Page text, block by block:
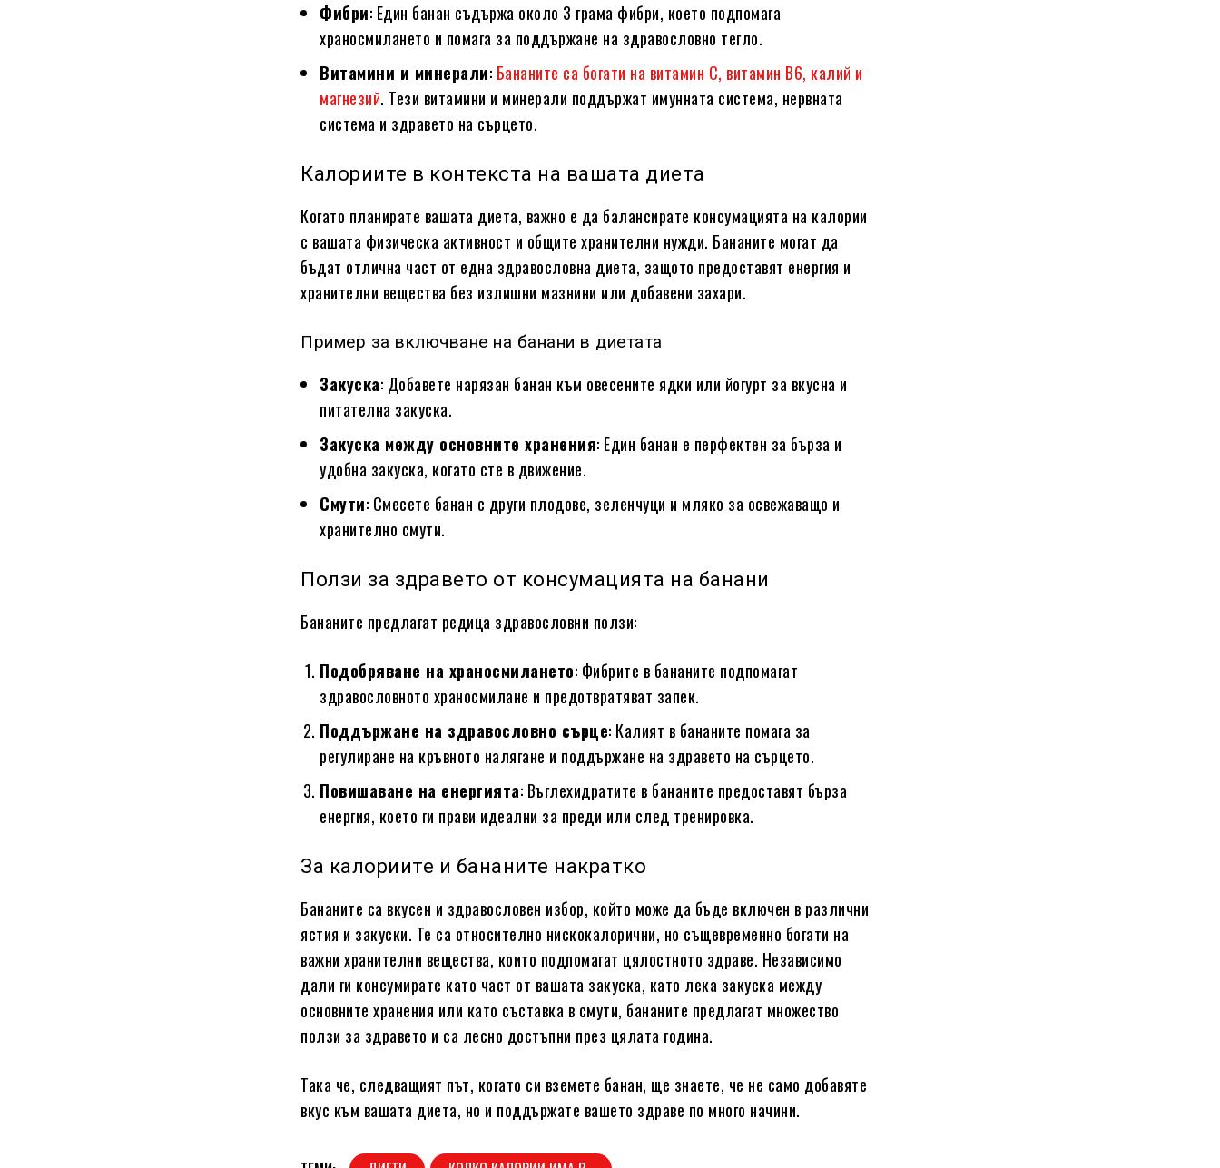
Фибри: Един банан съдържа около 3 грама фибри, което подпомага
храносмилането и помага за поддържане на здравословно тегло.
Витамини и минерали: Бананите са богати на витамин C, витамин B6, калий и
магнезий. Тези витамини и минерали поддържат имунната система, нервната
система и здравето на сърцето.
Калориите в контекста на вашата диета
Когато планирате вашата диета, важно е да балансирате консумацията на калории
с вашата физическа активност и общите хранителни нужди. Бананите могат да
бъдат отлична част от една здравословна диета, защото предоставят енергия и
хранителни вещества без излишни мазнини или добавени захари.
Пример за включване на банани в диетата
Закуска: Добавете нарязан банан към овесените ядки или йогурт за вкусна и
питателна закуска.
Закуска между основните хранения: Един банан е перфектен за бърза и
удобна закуска, когато сте в движение.
Смути: Смесете банан с други плодове, зеленчуци и мляко за освежаващо и
хранително смути.
Ползи за здравето от консумацията на банани
Бананите предлагат редица здравословни ползи:
Подобряване на храносмилането: Фибрите в бананите подпомагат
здравословното храносмилане и предотвратяват запек.
Поддържане на здравословно сърце: Калият в бананите помага за
регулиране на кръвното налягане и поддържане на здравето на сърцето.
Повишаване на енергията: Въглехидратите в бананите предоставят бърза
енергия, което ги прави идеални за преди или след тренировка.
За калориите и бананите накратко
Бананите са вкусен и здравословен избор, който може да бъде включен в различни
ястия и закуски. Те са относително нискокалорични, но същевременно богати на
важни хранителни вещества, които подпомагат цялостното здраве. Независимо
дали ги консумирате като част от вашата закуска, като лека закуска между
основните хранения или като съставка в смути, бананите предлагат множество
ползи за здравето и са лесно достъпни през цялата година.
Така че, следващият път, когато си вземете банан, ще знаете, че не само добавяте
вкус към вашата диета, но и поддържате вашето здраве по много начини.